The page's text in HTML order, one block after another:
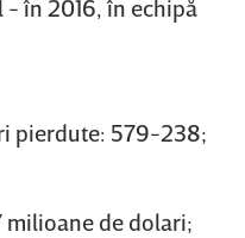
- în 2016, în echipă
pierdute: 579-238;
de dolari;